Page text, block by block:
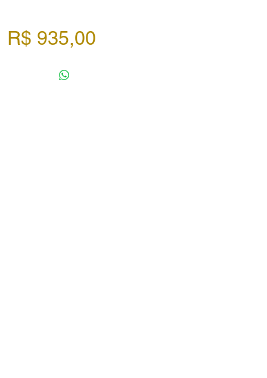
R$ 935,00